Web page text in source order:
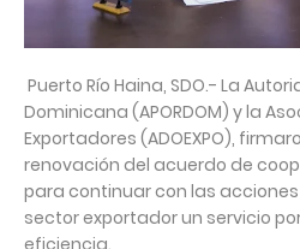
Puerto Río Haina, SDO.- La
Dominicana (APORDOM) y la
Exportadores (ADOEXPO),
renovación del acuerdo de
para continuar con las
sector exportador un servicio